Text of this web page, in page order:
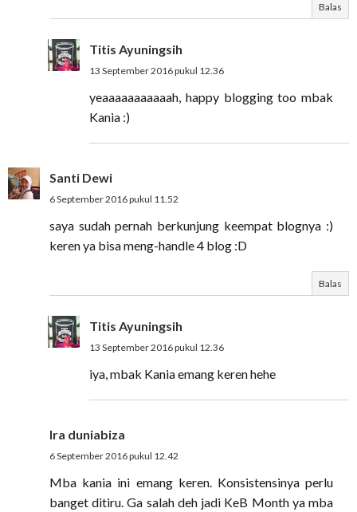
Balas
Titis Ayuningsih
13 September 2016 pukul 12.36
yeaaaaaaaaaaah, happy blogging too mbak
Kania :)
Santi Dewi
6 September 2016 pukul 11.52
saya sudah pernah berkunjung keempat blognya :)
keren ya bisa meng-handle 4 blog :D
Balas
Titis Ayuningsih
13 September 2016 pukul 12.36
iya, mbak Kania emang keren hehe
Ira duniabiza
6 September 2016 pukul 12.42
Mba kania ini emang keren. Konsistensinya perlu
banget ditiru. Ga salah deh jadi KeB Month ya mba